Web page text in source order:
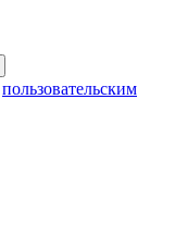
пользовательским